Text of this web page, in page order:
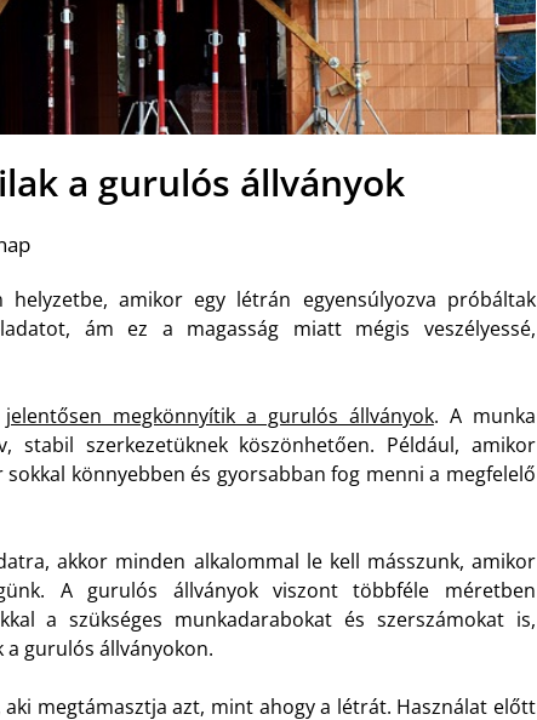
a gurulós állványok
amikor egy létrán egyensúlyozva próbáltak
ám ez a magasság miatt mégis veszélyessé,
jelentősen megkönnyítik a gurulós állványok. A munka
stabil szerkezetüknek köszönhetően. Például, amikor
könnyebben és gyorsabban fog menni a megfelelő
akkor minden alkalommal le kell másszunk, amikor
A gurulós állványok viszont többféle méretben
a szükséges munkadarabokat és szerszámokat is,
gurulós állványokon.
aki megtámasztja azt, mint ahogy a létrát. Használat előtt